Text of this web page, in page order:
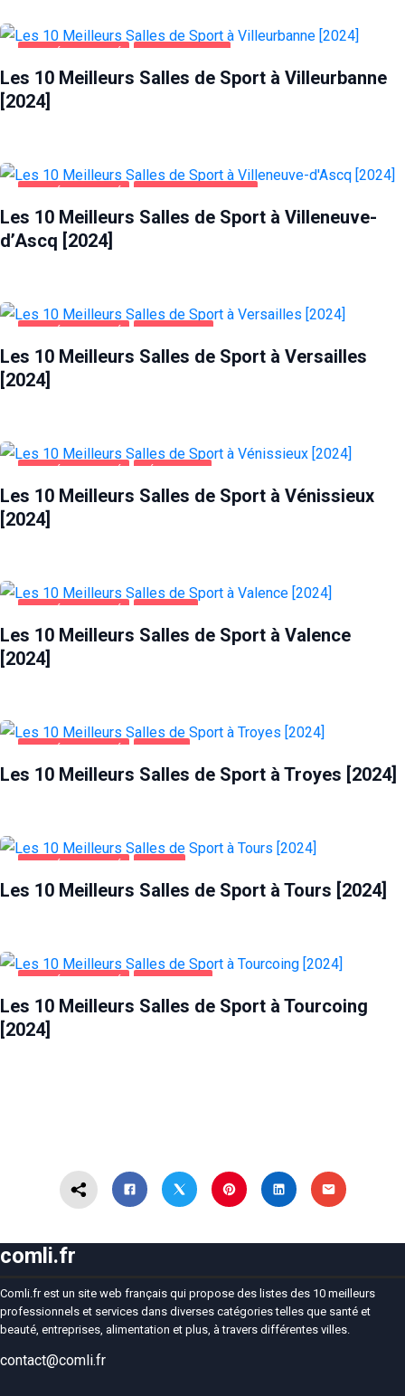
SANTÉ ET BEAUTÉ VILLEURBANNE
Les 10 Meilleurs Salles de Sport à Villeurbanne
[2024]
SANTÉ ET BEAUTÉ VILLENEUVE-D'ASCQ
Les 10 Meilleurs Salles de Sport à Villeneuve-
d’Ascq [2024]
SANTÉ ET BEAUTÉ VERSAILLES
Les 10 Meilleurs Salles de Sport à Versailles
[2024]
SANTÉ ET BEAUTÉ VÉNISSIEUX
Les 10 Meilleurs Salles de Sport à Vénissieux
[2024]
SANTÉ ET BEAUTÉ VALENCE
Les 10 Meilleurs Salles de Sport à Valence
[2024]
SANTÉ ET BEAUTÉ TROYES
Les 10 Meilleurs Salles de Sport à Troyes [2024]
SANTÉ ET BEAUTÉ TOURS
Les 10 Meilleurs Salles de Sport à Tours [2024]
SANTÉ ET BEAUTÉ TOURCOING
Les 10 Meilleurs Salles de Sport à Tourcoing
[2024]
comli.fr
Comli.fr est un site web français qui propose des listes des 10 meilleurs
professionnels et services dans diverses catégories telles que santé et
beauté, entreprises, alimentation et plus, à travers différentes villes.
contact@comli.fr